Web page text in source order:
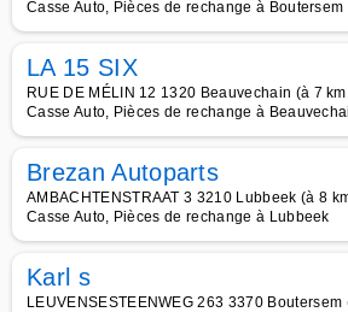
Casse Auto, Pièces de rechange à Boutersem
LA 15 SIX
RUE DE MÉLIN 12 1320 Beauvechain (à 7
Casse Auto, Pièces de rechange à
Brezan Autoparts
AMBACHTENSTRAAT 3 3210 Lubbeek (à 8
Casse Auto, Pièces de rechange à Lubbeek
Karl s
LEUVENSESTEENWEG 263 3370